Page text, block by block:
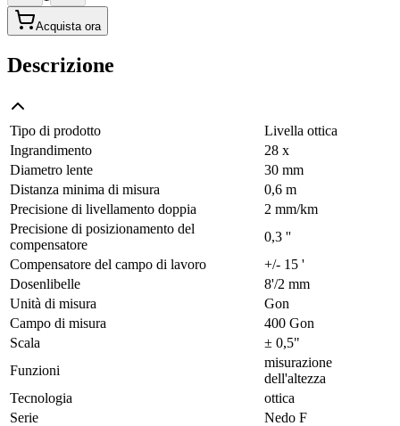
Acquista ora
Descrizione
Tipo di prodotto
Livella ottica
Ingrandimento
28 x
Diametro lente
30 mm
Distanza minima di misura
0,6 m
Precisione di livellamento doppia
2 mm/km
Precisione di posizionamento del
compensatore
0,3 ''
Compensatore del campo di lavoro
+/- 15 '
Dosenlibelle
8'/2 mm
Unità di misura
Gon
Campo di misura
400 Gon
Scala
± 0,5"
Funzioni
misurazione
dell'altezza
Tecnologia
ottica
Serie
Nedo F